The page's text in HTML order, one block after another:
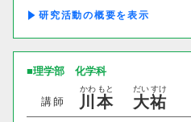
研究活動の概要
理学部 化学科
講師 川
かわ
本
もと
大
だい
祐
すけ
理学部
物理学科
動物学科